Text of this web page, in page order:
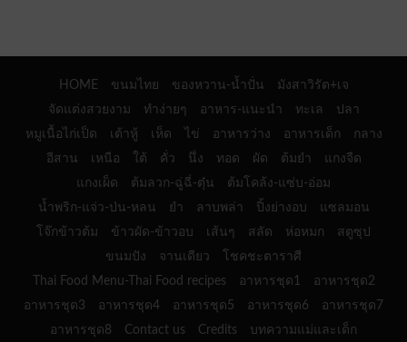
HOME ขนมไทย ของหวาน-น้ำปั่น
มังสาวิรัต+เจ
จัดแต่งสวยงาม
ทำง่ายๆ อาหาร-แนะนำ ทะเล
ปลา
หมูเนื้อไก่เป็ด
เต้าหู้ เห็ด ไข่ อาหารว่าง อาหารเด็ก
กลาง
อีสาน
เหนือ ใต้ คั่ว นึ่ง ทอด ผัด ต้มยำ
แกงจืด
แกงเผ็ด
ต้มลวก-ฉู่ฉี่-ตุ๋น
ต้มโคล้ง-แซ่บ-อ่อม
น้ำพริก-แจ่ว-ป่น-หลน
ยำ ลาบพล่า ปิ้งย่างอบ
แซลมอน
โจ๊กข้าวต้ม
ข้าวผัด-ข้าวอบ เส้นๆ สลัด ห่อหมก
สตูซุป
ขนมปัง
จานเดียว
โชคชะตาราศี
Thai Food Menu-Thai Food recipes
อาหารชุด1
อาหารชุด2
อาหารชุด3
อาหารชุด4 อาหารชุด5 อาหารชุด6
อาหารชุด7
อาหารชุด8
Contact us Credits บทความแม่และเด็ก